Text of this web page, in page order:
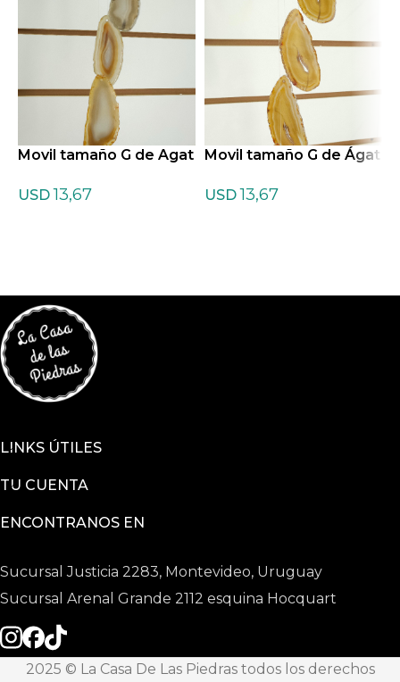
Movil tamaño G de Agat
USD 13,67
Movil tamaño G de Ágat
USD 13,67
LINKS ÚTILES
TU CUENTA
ENCONTRANOS EN
Sucursal Justicia 2283, Montevideo, Uruguay
Sucursal Arenal Grande 2112 esquina Hocquart
2025 © La Casa De Las Piedras todos los derechos